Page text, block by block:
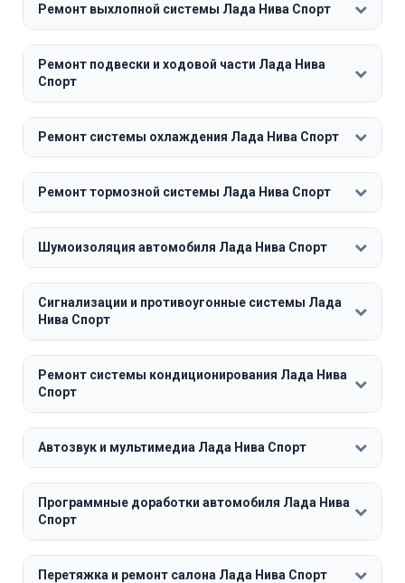
Ремонт выхлопной системы Лада Нива Спорт
Ремонт подвески и ходовой части Лада Нива
Спорт
Ремонт системы охлаждения Лада Нива Спорт
Ремонт тормозной системы Лада Нива Спорт
Шумоизоляция автомобиля Лада Нива Спорт
Сигнализации и противоугонные системы Лада
Нива Спорт
Ремонт системы кондиционирования Лада Нива
Спорт
Автозвук и мультимедиа Лада Нива Спорт
Программные доработки автомобиля Лада Нива
Спорт
Перетяжка и ремонт салона Лада Нива Спорт